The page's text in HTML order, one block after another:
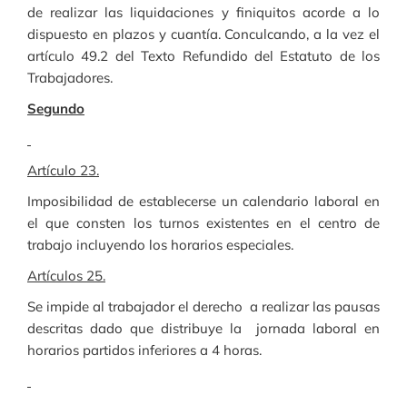
de realizar las liquidaciones y finiquitos acorde a lo
dispuesto en plazos y cuantía. Conculcando, a la vez el
artículo 49.2 del Texto Refundido del Estatuto de los
Trabajadores.
Segundo
Artículo 23.
Imposibilidad de establecerse un calendario laboral en
el que consten los turnos existentes en el centro de
trabajo incluyendo los horarios especiales.
Artículos 25.
Se impide al trabajador el derecho a realizar las pausas
descritas dado que distribuye la jornada laboral en
horarios partidos inferiores a 4 horas.